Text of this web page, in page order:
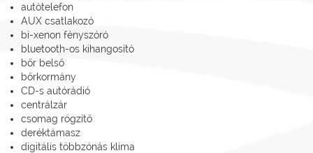
autótelefon
AUX csatlakozó
bi-xenon fényszóró
bluetooth-os kihangosító
bőr belső
bőrkormány
CD-s autórádió
centrálzár
csomag rögzítő
deréktámasz
digitális többzónás klíma